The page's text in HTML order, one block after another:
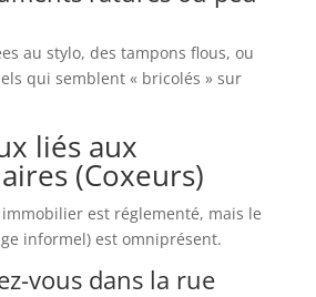
au stylo, des tampons flous, ou
qui semblent « bricolés » sur
liés aux
(Coxeurs)
immobilier est réglementé, mais le
informel) est omniprésent.
vous dans la rue